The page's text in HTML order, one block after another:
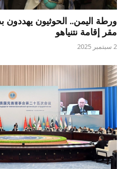
ورطة اليمن.. الحوثيون
مقر إقامة نتنياهو
2 سبتمبر 2025